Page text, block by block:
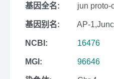
基因全名: jun proto-
基因别名: AP-
NCBI: 16476
MGI: 96646